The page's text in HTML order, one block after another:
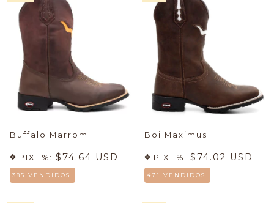
Buffalo Marrom
PIX -%: $74.64 USD
385 VENDIDOS.
Boi Maximus
PIX -%: $74.02 USD
471 VENDIDOS.